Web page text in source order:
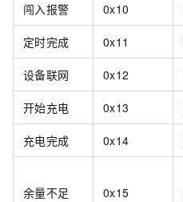
闯入报警 0x10
定时完成 0x11
设备联网 0x12
开始充电 0x13
充电完成 0x14
余量不足 0x15